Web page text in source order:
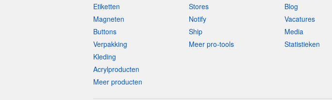
Etiketten
Magneten
Buttons
Verpakking
Kleding
Acrylproducten
Meer producten
Stores
Notify
Ship
Meer pro-tools
Blog
Vacatures
Media
Statistieken